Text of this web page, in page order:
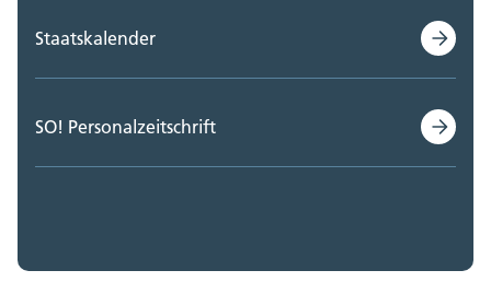
Staatskalender
SO! Personalzeitschrift